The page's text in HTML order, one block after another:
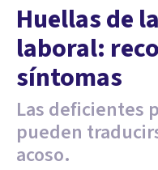
Huellas de
laboral:
síntomas
Las deficientes
pueden
acoso.